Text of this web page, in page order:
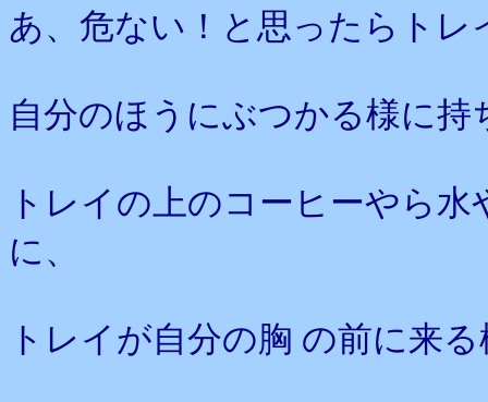
あ、危ない！と思ったらトレ
自分のほうにぶつかる様に
トレイの上のコーヒーやら
に、
トレイが自分の胸 の前に来